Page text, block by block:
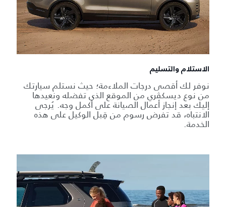
الاستلام والتسليم
نوفر لك أقصى درجات الملاءمة؛ حيث نستلم سيارتك
من نوع ديسكڤري من الموقع الذي تفضله ونعيدها
إليك بعد إنجاز أعمال الصيانة على أكمل وجه. يُرجى
الانتباه، قد تفرض رسوم من قِبل الوكيل على هذه
الخدمة.